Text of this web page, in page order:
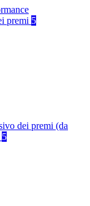
premi 5
dei premi (da
5